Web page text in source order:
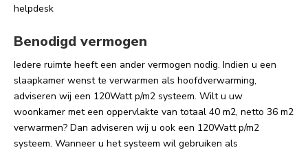
helpdesk
Benodigd vermogen
Iedere ruimte heeft een ander vermogen nodig. Indien u een
slaapkamer wenst te verwarmen als hoofdverwarming,
adviseren wij een 120Watt p/m2 systeem. Wilt u uw
woonkamer met een oppervlakte van totaal 40 m2, netto 36 m2
verwarmen? Dan adviseren wij u ook een 120Watt p/m2
systeem. Wanneer u het systeem wil gebruiken als